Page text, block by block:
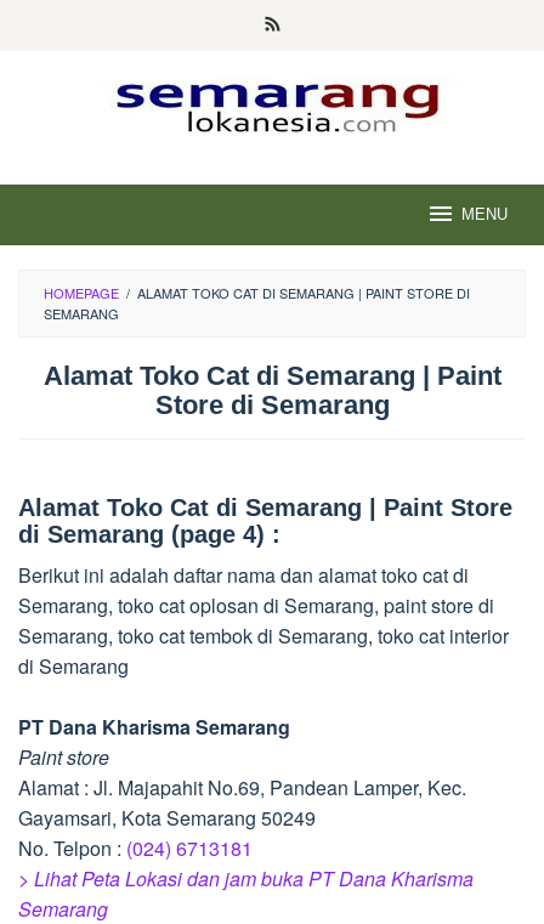
MENU
HOMEPAGE / ALAMAT TOKO CAT DI SEMARANG | PAINT STORE DI
SEMARANG
Alamat Toko Cat di Semarang | Paint
Store di Semarang
Alamat Toko Cat di Semarang | Paint Store
di Semarang (page 4) :
Berikut ini adalah daftar nama dan alamat toko cat di
Semarang, toko cat oplosan di Semarang, paint store di
Semarang, toko cat tembok di Semarang, toko cat interior
di Semarang
PT Dana Kharisma Semarang
Paint store
Alamat : Jl. Majapahit No.69, Pandean Lamper, Kec.
Gayamsari, Kota Semarang 50249
No. Telpon : (024) 6713181
> Lihat Peta Lokasi dan jam buka PT Dana Kharisma
Semarang